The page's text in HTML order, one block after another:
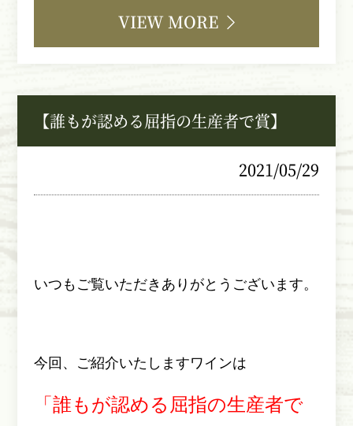
VIEW MORE
【誰もが認める屈指の生産者で賞】
2021/05/29
いつもご覧いただきありがとうございます。
今回、ご紹介いたしますワインは
「誰もが認める屈指の生産者で